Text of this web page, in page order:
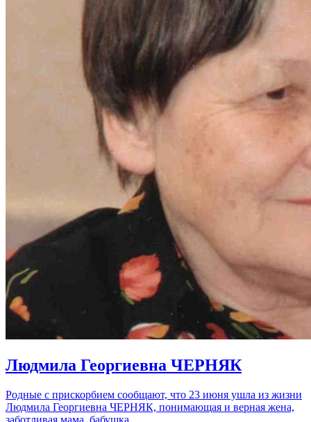
Людмила Георгиевна ЧЕРНЯК
Родные с прискорбием сообщают, что 23 июня ушла из жизни
Людмила Георгиевна ЧЕРНЯК, понимающая и верная жена,
заботливая мама, бабушка…